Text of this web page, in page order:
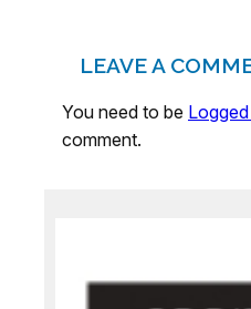
LEAVE A
You need to be
comment.